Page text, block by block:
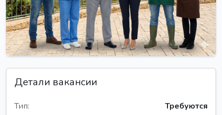
Детали вакансии
Тип:
Требуются